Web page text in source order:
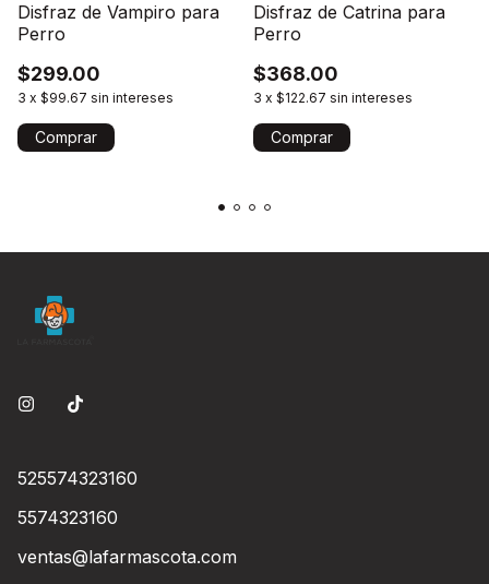
Disfraz de Vampiro para
Perro
$299.00
3 x $99.67 sin intereses
Comprar
Disfraz de Catrina para
Perro
$368.00
3 x $122.67 sin intereses
Comprar
525574323160
5574323160
ventas@lafarmascota.com